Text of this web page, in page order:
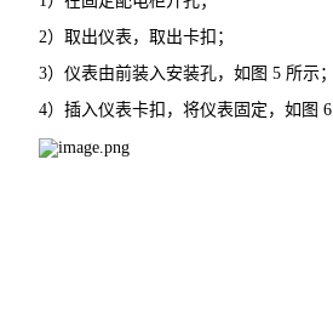
单相电压表
三相电压表
2）取出仪表 ，取出卡扣 ；
3）仪表由前装入安装孔，如 图5 所示；
4）插入仪表卡扣 ，将仪表 固 定 ，如 图6